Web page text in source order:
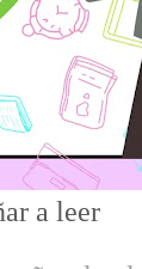
a leer